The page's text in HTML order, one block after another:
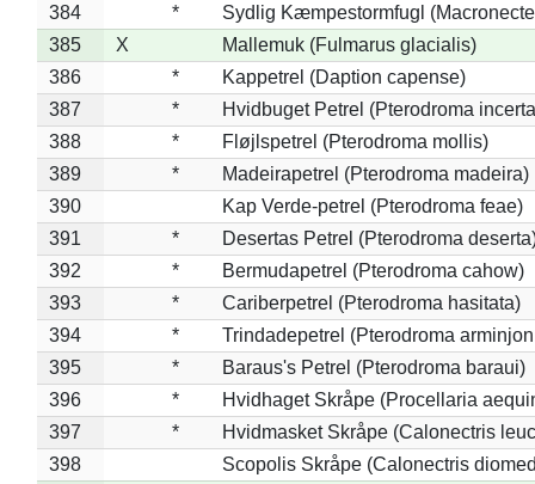
384
*
Sydlig Kæmpestormfugl
385
X
Mallemuk (Fulmarus glacialis)
386
*
Kappetrel (Daption capense)
387
*
Hvidbuget Petrel (Pterodroma
388
*
Fløjlspetrel (Pterodroma mollis)
389
*
Madeirapetrel (Pterodroma madeira)
390
Kap Verde-petrel (Pterodroma feae)
391
*
Desertas Petrel (Pterodroma
392
*
Bermudapetrel (Pterodroma cahow)
393
*
Cariberpetrel (Pterodroma hasitata)
394
*
Trindadepetrel (Pterodroma
395
*
Baraus's Petrel (Pterodroma baraui)
396
*
Hvidhaget Skråpe (Procellaria
397
*
Hvidmasket Skråpe (Calonectris
398
Scopolis Skråpe (Calonectris